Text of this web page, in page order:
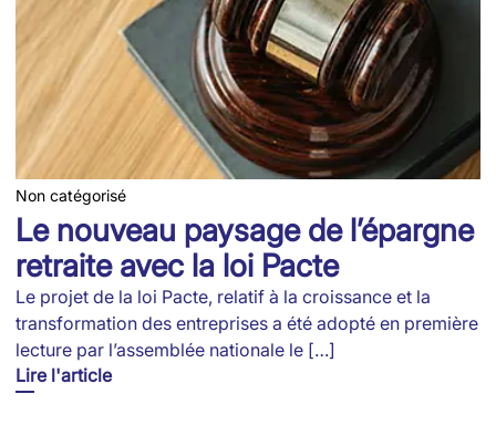
Non catégorisé
Le nouveau paysage de l’épargne
retraite avec la loi Pacte
Le projet de la loi Pacte, relatif à la croissance et la
transformation des entreprises a été adopté en première
lecture par l’assemblée nationale le […]
Lire l'article